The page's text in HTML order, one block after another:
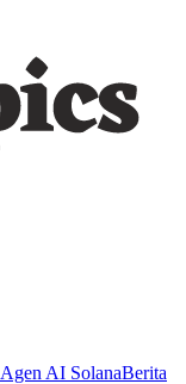
Agen AI SolanaBerita